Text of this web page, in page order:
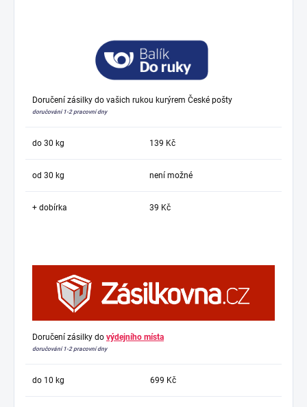
Doručení zásilky do vašich rukou kurýrem České pošty
doručování 1-2 pracovní dny
do 30 kg 139 Kč
od 30 kg není možné
+ dobírka 39 Kč
Doručení zásilky do výdejního místa
doručování 1-2 pracovní dny
do 10 kg 699 Kč